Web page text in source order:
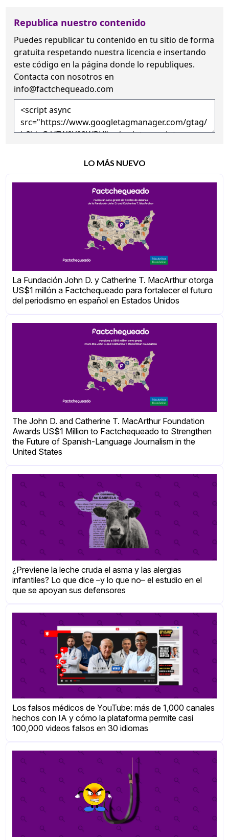
Republica nuestro contenido
Puedes republicar tu contenido en tu sitio de forma
gratuita respetando nuestra licencia e insertando
este código en la página donde lo republiques.
Contacta con nosotros en
info@factchequeado.com
LO MÁS NUEVO
La Fundación John D. y Catherine T. MacArthur otorga
US$1 millón a Factchequeado para fortalecer el futuro
del periodismo en español en Estados Unidos
The John D. and Catherine T. MacArthur Foundation
Awards US$1 Million to Factchequeado to Strengthen
the Future of Spanish-Language Journalism in the
United States
¿Previene la leche cruda el asma y las alergias
infantiles? Lo que dice –y lo que no– el estudio en el
que se apoyan sus defensores
Los falsos médicos de YouTube: más de 1,000 canales
hechos con IA y cómo la plataforma permite casi
100,000 videos falsos en 30 idiomas